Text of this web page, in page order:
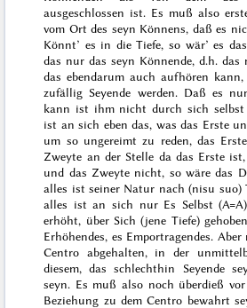
ausgeschlossen ist. Es muß also
vom Ort des seyn Könnens, daß es
Könnt’ es in die Tiefe, so wär’ es
das nur das seyn Könnende, d.h. das
das ebendarum auch aufhören
zufällig Seyende werden. Daß es
kann ist ihm nicht durch sich selbst
ist an sich eben das, was das Erste
um so ungereimt zu reden, das
Zweyte an der Stelle da das Erste
und das Zweyte nicht, so wäre das
alles ist seiner Natur nach (nisu suo)
alles ist an sich nur Es Selbst
erhöht, über Sich (jene Tiefe)
Erhöhendes, es Emportragendes.
Centro abgehalten, in der
diesem, das schlechthin Seyende
seyn. Es muß also noch überdieß
Beziehung zu dem Centro bewahrt